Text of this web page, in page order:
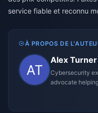
service fiable et reconnu
À PROPOS DE
Alex Turner
Cybersecurity
advocate